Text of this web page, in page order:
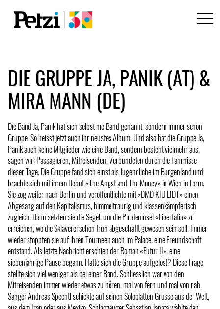
DIE GRUPPE JA, PANIK (AT) &
MIRA MANN (DE)
Die Band Ja, Panik hat sich selbst nie Band genannt, sondern immer schon
Gruppe. So heisst jetzt auch ihr neustes Album. Und also hat die Gruppe Ja,
Panik auch keine Mitglieder wie eine Band, sondern besteht vielmehr aus,
sagen wir: Passagieren, Mitreisenden, Verbündeten durch die Fährnisse
dieser Tage. Die Gruppe fand sich einst als Jugendliche im Burgenland und
brachte sich mit ihrem Debüt «The Angst and The Money» in Wien in Form.
Sie zog weiter nach Berlin und veröffentlichte mit «DMD KIU LIDT» einen
Abgesang auf den Kapitalismus, himmeltraurig und klassenkämpferisch
zugleich. Dann setzten sie die Segel, um die Pirateninsel «Libertatia» zu
erreichen, wo die Sklaverei schon früh abgeschafft gewesen sein soll. Immer
wieder stoppten sie auf ihren Tourneen auch im Palace, eine Freundschaft
entstand. Als letzte Nachricht erschien der Roman «Futur II», eine
siebenjährige Pause begann. Hatte sich die Gruppe aufgelöst? Diese Frage
stellte sich viel weniger als bei einer Band. Schliesslich war von den
Mitreisenden immer wieder etwas zu hören, mal von fern und mal von nah.
Sänger Andreas Spechtl schickte auf seinen Soloplatten Grüsse aus der Welt,